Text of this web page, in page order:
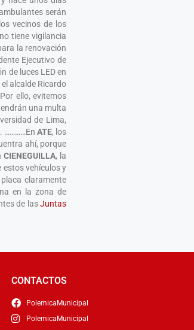
serán
vecinos de los
tiene vigilancia
la renovación
Ejecutivo de
de luces LED en
el alcalde Ricardo
ello, evitemos
una multa
de Lima,
…………En ATE, los
ahí, porque
CIENEGUILLA, la
estos vehículos y
claramente
en la zona de
de lasJuntas
CONTACTOS
PolemicaMunicipal
PolemicaMunicipal